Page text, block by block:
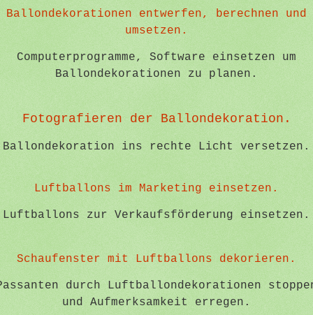
Ballondekorationen entwerfen, berechnen und
umsetzen.
Computerprogramme, Software einsetzen um
Ballondekorationen zu planen.
Fotografieren der Ballondekoration.
Ballondekoration ins rechte Licht versetzen.
Luftballons im Marketing einsetzen.
Luftballons zur Verkaufsförderung einsetzen.
Schaufenster mit Luftballons dekorieren.
durch Luftballondekorationen
und Aufmerksamkeit erregen.